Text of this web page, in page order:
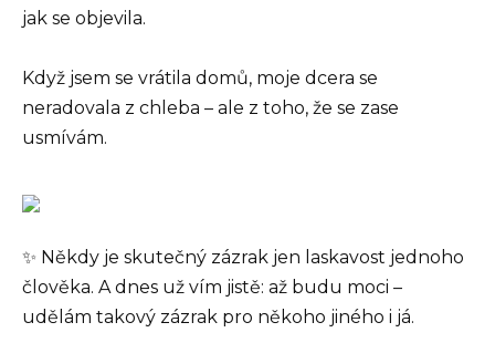
jak se objevila.
Když jsem se vrátila domů, moje dcera se
neradovala z chleba – ale z toho, že se zase
usmívám.
✨ Někdy je skutečný zázrak jen laskavost jednoho
člověka. A dnes už vím jistě: až budu moci –
udělám takový zázrak pro někoho jiného i já.